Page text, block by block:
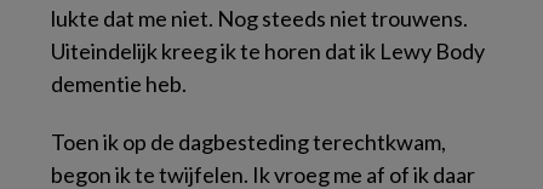
lukte dat me niet. Nog steeds niet trouwens.
Uiteindelijk kreeg ik te horen dat ik Lewy Body
dementie heb.
Toen ik op de dagbesteding terechtkwam,
begon ik te twijfelen. Ik vroeg me af of ik daar